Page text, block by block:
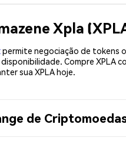
Xpla
permite negociação de tokens
Compre XPLA
sua XPLA hoje.
de